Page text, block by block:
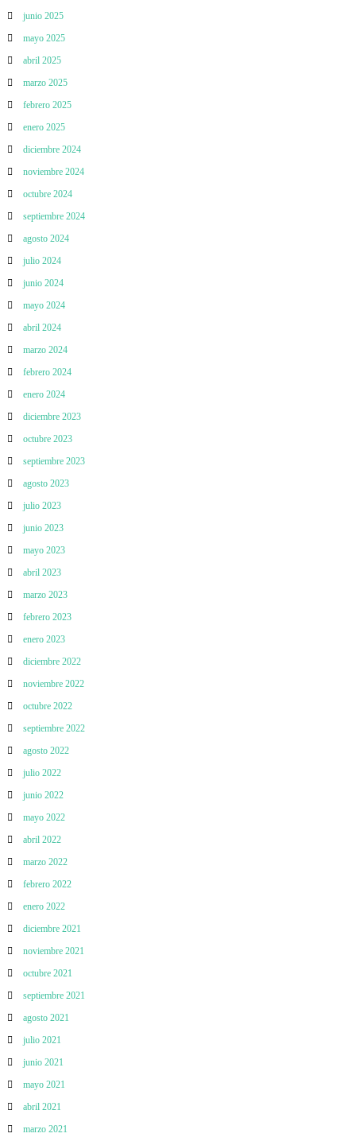
a
d
a
s
junio 2025
mayo 2025
abril 2025
marzo 2025
febrero 2025
enero 2025
diciembre 2024
noviembre 2024
octubre 2024
septiembre 2024
agosto 2024
julio 2024
junio 2024
mayo 2024
abril 2024
marzo 2024
febrero 2024
enero 2024
diciembre 2023
octubre 2023
septiembre 2023
agosto 2023
julio 2023
junio 2023
mayo 2023
abril 2023
marzo 2023
febrero 2023
enero 2023
diciembre 2022
noviembre 2022
octubre 2022
septiembre 2022
agosto 2022
julio 2022
junio 2022
mayo 2022
abril 2022
marzo 2022
febrero 2022
enero 2022
diciembre 2021
noviembre 2021
octubre 2021
septiembre 2021
agosto 2021
julio 2021
junio 2021
mayo 2021
abril 2021
marzo 2021